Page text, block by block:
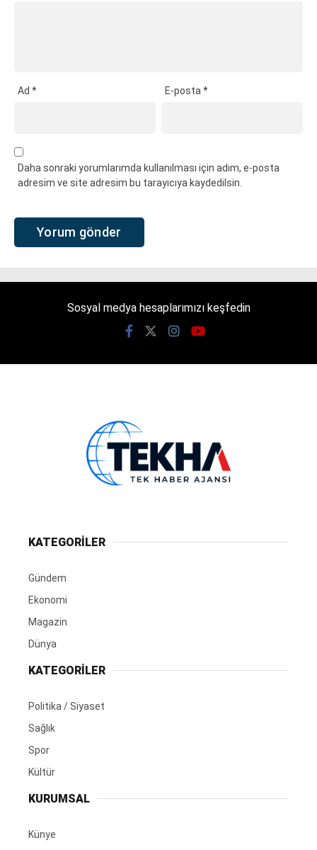
Ad * E-posta*
Daha sonraki yorumlarımda kullanılması için adım, e-posta
adresim ve site adresim bu tarayıcıya kaydedilsin.
Sosyal medya hesaplarımızı keşfedin
KATEGORİLER
Gündem
Ekonomi
Magazin
Dünya
KATEGORİLER
Politika / Siyaset
Sağlık
Spor
Kültür
KURUMSAL
Künye